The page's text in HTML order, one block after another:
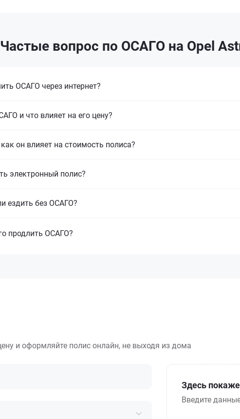
Частые вопрос по ОСАГО на Opel
ОСАГО через интернет?
и что влияет на его цену?
он влияет на стоимость полиса?
электронный полис?
ездить без ОСАГО?
продлить ОСАГО?
и оформляйте полис онлайн, не выходя из дома
Здесь
Введите